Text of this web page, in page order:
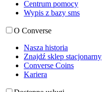
Centrum pomocy
Wypis z bazy sms
O Converse
Nasza historia
Znajdź sklep stacjonarny
Converse Coins
Kariera